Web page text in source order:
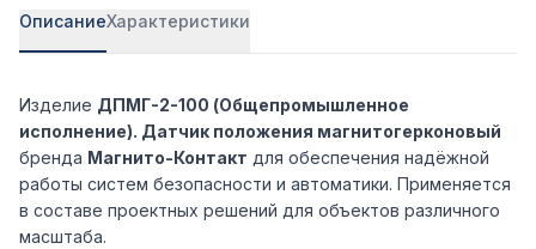
ОписаниеХарактеристики
Изделие ДПМГ-2-100 (Общепромышленное
исполнение). Датчик положения магнитогерконовый
бренда Магнито-Контакт для обеспечения надёжной
работы систем безопасности и автоматики. Применяется
в составе проектных решений для объектов различного
масштаба.